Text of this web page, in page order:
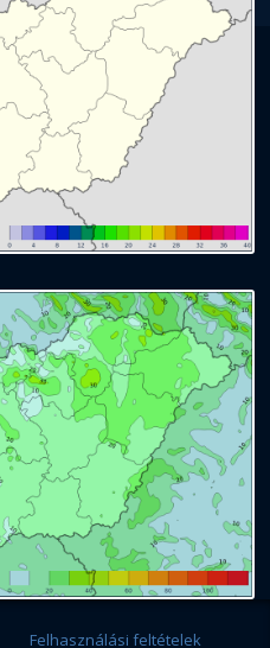
Felhasználási feltételek